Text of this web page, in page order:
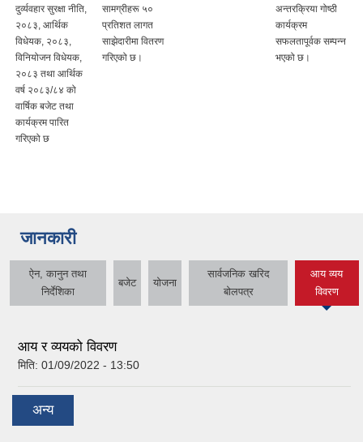
दुर्व्यवहार सुरक्षा नीति,
२०८३, आर्थिक
विधेयक, २०८३,
विनियोजन विधेयक,
२०८३ तथा आर्थिक
वर्ष २०८३/८४ को
वार्षिक बजेट तथा
कार्यक्रम पारित
गरिएको छ
सामग्रीहरू ५०
प्रतिशत लागत
साझेदारीमा वितरण
गरिएको छ।
अन्तरक्रिया गोष्ठी
कार्यक्रम
सफलतापूर्वक सम्पन्न
भएको छ।
जानकारी
ऐन, कानुन तथा
निर्देशिका
बजेट योजना
सार्वजनिक खरिद
बोलपत्र
आय व्यय
विवरण
(active tab)
आय र व्ययको विवरण
मिति: 01/09/2022 - 13:50
अन्य